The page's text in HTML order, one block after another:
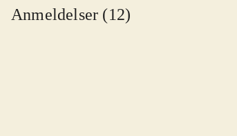
Anmeldelser (12)